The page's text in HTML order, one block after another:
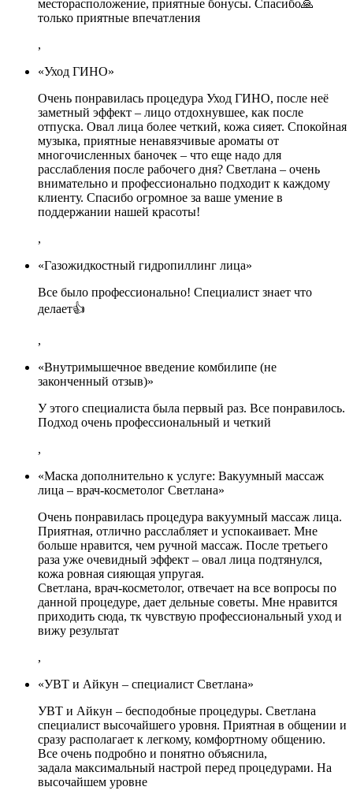
месторасположение, приятные бонусы. Спасибо🙏
только приятные впечатления
,
«Уход ГИНО»
Очень понравилась процедура Уход ГИНО, после неё
заметный эффект – лицо отдохнувшее, как после
отпуска. Овал лица более четкий, кожа сияет. Спокойная
музыка, приятные ненавязчивые ароматы от
многочисленных баночек – что еще надо для
расслабления после рабочего дня? Светлана – очень
внимательно и профессионально подходит к каждому
клиенту. Спасибо огромное за ваше умение в
поддержании нашей красоты!
,
«Газожидкостный гидропиллинг лица»
Все было профессионально! Специалист знает что
делает👍
,
«Внутримышечное введение комбилипе (не
законченный отзыв)»
У этого специалиста была первый раз. Все понравилось.
Подход очень профессиональный и четкий
,
«Маска дополнительно к услуге: Вакуумный массаж
лица – врач-косметолог Светлана»
Очень понравилась процедура вакуумный массаж лица.
Приятная, отлично расслабляет и успокаивает. Мне
больше нравится, чем ручной массаж. После третьего
раза уже очевидный эффект – овал лица подтянулся,
кожа ровная сияющая упругая.
Светлана, врач-косметолог, отвечает на все вопросы по
данной процедуре, дает дельные советы. Мне нравится
приходить сюда, тк чувствую профессиональный уход и
вижу результат
,
«УВТ и Айкун – специалист Светлана»
УВТ и Айкун – бесподобные процедуры. Светлана
специалист высочайшего уровня. Приятная в общении и
сразу располагает к легкому, комфортному общению.
Все очень подробно и понятно объяснила,
задала максимальный настрой перед процедурами. На
высочайшем уровне